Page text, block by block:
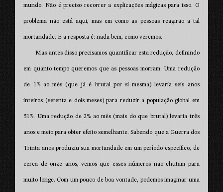
mundo. Não é preciso recorrer a explicações mágicas para isso. O
problema não está aqui, mas em como as pessoas reagirão a tal
mortandade. E a resposta é: nada bem, como veremos.
Mas antes disso precisamos quantificar esta redução, definindo
em quanto tempo queremos que as pessoas morram. Uma redução
de 1% ao mês (que já é brutal por si mesma) levaria seis anos
inteiros (setenta e dois meses) para reduzir a população global em
51%. Uma redução de 2% ao mês (mais do que brutal) levaria três
anos e meio para obter efeito semelhante. Sabendo que a Guerra dos
Trinta anos produziu sua mortandade em um período específico, de
cerca de onze anos, vemos que esses números não chutam para
muito longe. Com um pouco de boa vontade, podemos imaginar uma